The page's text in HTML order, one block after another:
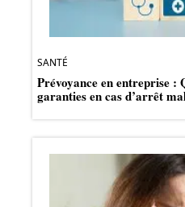
SANTÉ
Prévoyance en entreprise :
garanties en cas d’arrêt